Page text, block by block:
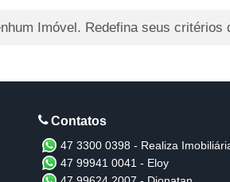
Imóvel. Redefina seus critérios
47 3300 0398 - Realiza
47 99941 0041 - Eloy